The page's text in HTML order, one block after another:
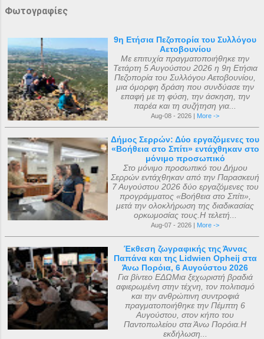
Φωτογραφίες
9η Ετήσια Πεζοπορία του Συλλόγου
Αετοβουνίου
Με επιτυχία πραγματοποιήθηκε την
Τετάρτη 5 Αυγούστου 2026 η 9η Ετήσια
Πεζοπορία του Συλλόγου Αετοβουνίου,
μια όμορφη δράση που συνδύασε την
επαφή με τη φύση, την άσκηση, την
παρέα και τη συζήτηση για...
Aug-08 - 2026 | More ->
Δήμος Σερρών: Δύο εργαζόμενες του
«Βοήθεια στο Σπίτι» εντάχθηκαν στο
μόνιμο προσωπικό
Στο μόνιμο προσωπικό του Δήμου
Σερρών εντάχθηκαν από την Παρασκευή
7 Αυγούστου 2026 δύο εργαζόμενες του
προγράμματος «Βοήθεια στο Σπίτι»,
μετά την ολοκλήρωση της διαδικασίας
ορκωμοσίας τους.Η τελετή...
Aug-07 - 2026 | More ->
Έκθεση ζωγραφικής της Άννας
Παπάνα και της Lidwien Opheij στα
Άνω Πορόια, 6 Αυγούστου 2026
Για βίντεο ΕΔΩΜια ξεχωριστή βραδιά
αφιερωμένη στην τέχνη, τον πολιτισμό
και την ανθρώπινη συντροφιά
πραγματοποιήθηκε την Πέμπτη 6
Αυγούστου, στον κήπο του
Παντοπωλείου στα Άνω Πορόια.Η
εκδήλωση...